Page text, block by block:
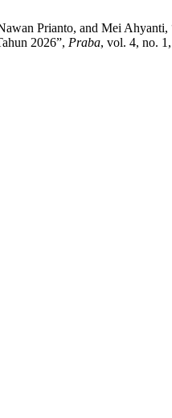
Prianto, and Mei
2026”, Praba, vol. 4, no.